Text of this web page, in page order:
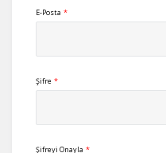
E-Posta *
Şifre *
Şifreyi Onayla *